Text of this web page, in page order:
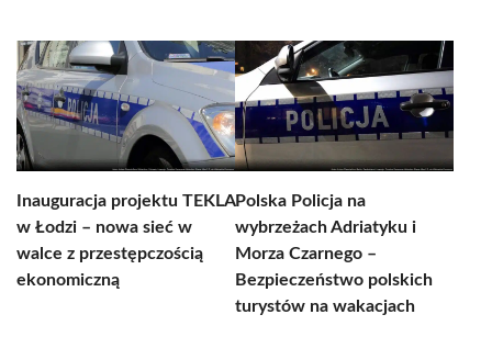
Inauguracja projektu TEKLA
w Łodzi – nowa sieć w
walce z przestępczością
ekonomiczną
Polska Policja na
wybrzeżach Adriatyku i
Morza Czarnego –
Bezpieczeństwo polskich
turystów na wakacjach